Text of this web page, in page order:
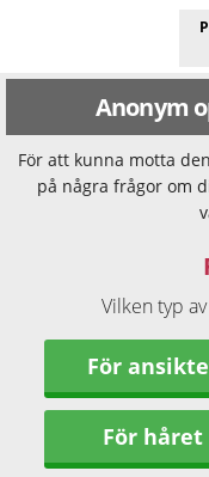
Anonym
För att kunna motta
på några frågor om
Vilken typ
För
För håret